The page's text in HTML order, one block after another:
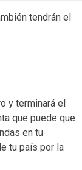
tendrán el
y terminará el
que puede que
en tu
tu país por la